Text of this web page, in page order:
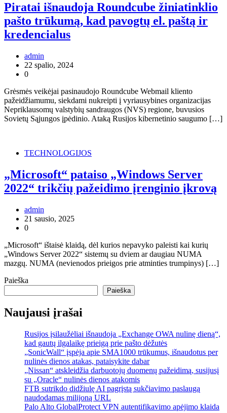
Piratai išnaudoja Roundcube žiniatinklio
pašto trūkumą, kad pavogtų el. paštą ir
kredencialus
admin
22 spalio, 2024
0
Grėsmės veikėjai pasinaudojo Roundcube Webmail kliento
pažeidžiamumu, siekdami nukreipti į vyriausybines organizacijas
Nepriklausomų valstybių sandraugos (NVS) regione, buvusios
Sovietų Sąjungos įpėdinio. Ataką Rusijos kibernetinio saugumo […]
TECHNOLOGIJOS
„Microsoft“ pataiso „Windows Server
2022“ trikčių pažeidimo įrenginio įkrovą
admin
21 sausio, 2025
0
„Microsoft“ ištaisė klaidą, dėl kurios nepavyko paleisti kai kurių
„Windows Server 2022“ sistemų su dviem ar daugiau NUMA
mazgų. NUMA (nevienodos prieigos prie atminties trumpinys) […]
Paieška
Paieška
Naujausi įrašai
Rusijos įsilaužėliai išnaudoja „Exchange OWA nulinę dieną“,
kad gautų ilgalaikę prieigą prie pašto dėžutės
„SonicWall“ įspėja apie SMA1000 trūkumus, išnaudotus per
nulinės dienos atakas, pataisykite dabar
„Nissan“ atskleidžia darbuotojų duomenų pažeidimą, susijusį
su „Oracle“ nulinės dienos atakomis
FTB sutrikdo didžiulę AI pagrįstą sukčiavimo paslaugą
naudodamas milijoną URL
Palo Alto GlobalProtect VPN autentifikavimo apėjimo klaida